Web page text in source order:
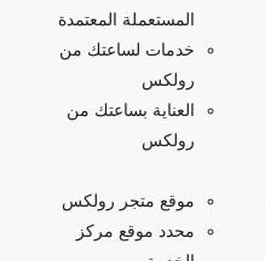
المستعملة المعتمدة
خدمات لساعتك من
رولكس
العناية بساعتك من
رولكس
موقع متجر رولكس
محدد موقع مركز